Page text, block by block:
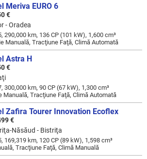
Meriva EURO 6
€
- Oradea
290,000 km, 136 CP (101 kW), 1,600 cm³
Manuală, Tracţiune Faţă, Climă Automată
Astra H
€
300,000 km, 90 CP (67 kW), 1,300 cm³
Manuală, Tracţiune Faţă, Climă Automată
Zafira Tourer Innovation Ecoflex
€
Năsăud - Bistriţa
169,319 km, 120 CP (89 kW), 1,598 cm³
Tracţiune Faţă, Climă Manuală